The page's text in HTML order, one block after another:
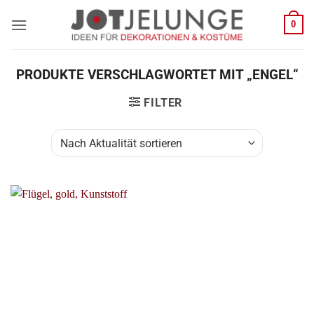
Inhalt
0
PRODUKTE VERSCHLAGWORTET MIT „ENGEL“
FILTER